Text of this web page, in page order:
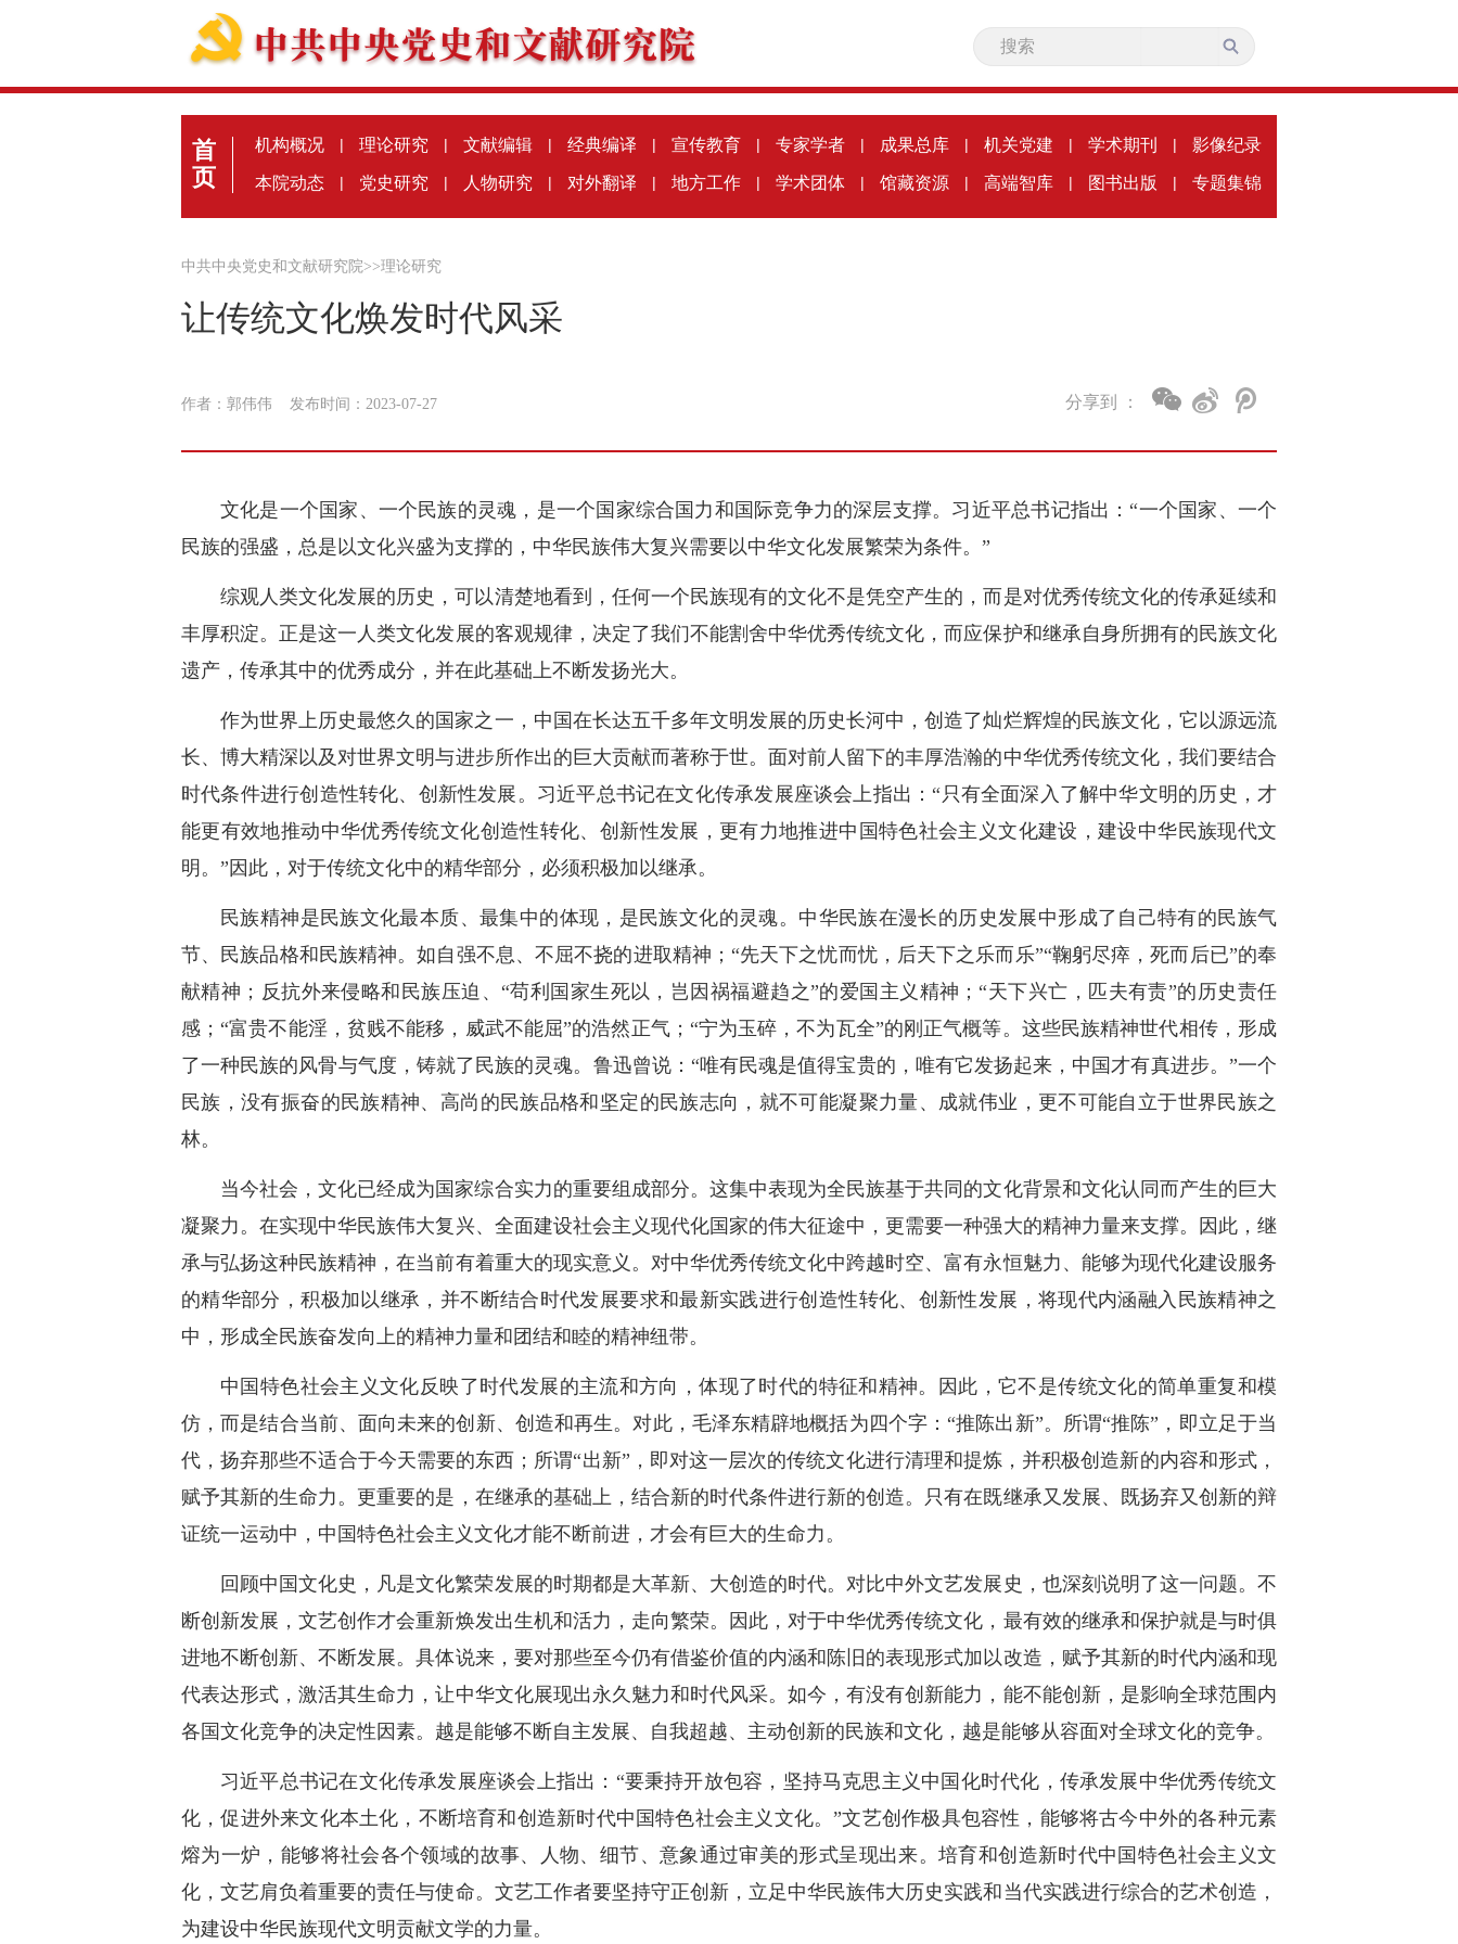
首
页
机构概况 | 理论研究 | 文献编辑 | 经典编译 | 宣传教育 | 专家学者 | 成果总库 | 机关党建 | 学术期刊 | 影像纪录
本院动态 | 党史研究 | 人物研究 | 对外翻译 | 地方工作 | 学术团体 | 馆藏资源 | 高端智库 | 图书出版 | 专题集锦
中共中央党史和文献研究院>>理论研究
让传统文化焕发时代风采
作者：郭伟伟 发布时间：2023-07-27 分享到 ：
文化是一个国家、一个民族的灵魂，是一个国家综合国力和国际竞争力的深层支撑。习近平总书记指出：“一个国家、一个
民族的强盛，总是以文化兴盛为支撑的，中华民族伟大复兴需要以中华文化发展繁荣为条件。”
综观人类文化发展的历史，可以清楚地看到，任何一个民族现有的文化不是凭空产生的，而是对优秀传统文化的传承延续和
丰厚积淀。正是这一人类文化发展的客观规律，决定了我们不能割舍中华优秀传统文化，而应保护和继承自身所拥有的民族文化
遗产，传承其中的优秀成分，并在此基础上不断发扬光大。
作为世界上历史最悠久的国家之一，中国在长达五千多年文明发展的历史长河中，创造了灿烂辉煌的民族文化，它以源远流
长、博大精深以及对世界文明与进步所作出的巨大贡献而著称于世。面对前人留下的丰厚浩瀚的中华优秀传统文化，我们要结合
时代条件进行创造性转化、创新性发展。习近平总书记在文化传承发展座谈会上指出：“只有全面深入了解中华文明的历史，才
能更有效地推动中华优秀传统文化创造性转化、创新性发展，更有力地推进中国特色社会主义文化建设，建设中华民族现代文
明。”因此，对于传统文化中的精华部分，必须积极加以继承。
民族精神是民族文化最本质、最集中的体现，是民族文化的灵魂。中华民族在漫长的历史发展中形成了自己特有的民族气
节、民族品格和民族精神。如自强不息、不屈不挠的进取精神；“先天下之忧而忧，后天下之乐而乐”“鞠躬尽瘁，死而后已”的奉
献精神；反抗外来侵略和民族压迫、“苟利国家生死以，岂因祸福避趋之”的爱国主义精神；“天下兴亡，匹夫有责”的历史责任
感；“富贵不能淫，贫贱不能移，威武不能屈”的浩然正气；“宁为玉碎，不为瓦全”的刚正气概等。这些民族精神世代相传，形成
了一种民族的风骨与气度，铸就了民族的灵魂。鲁迅曾说：“唯有民魂是值得宝贵的，唯有它发扬起来，中国才有真进步。”一个
民族，没有振奋的民族精神、高尚的民族品格和坚定的民族志向，就不可能凝聚力量、成就伟业，更不可能自立于世界民族之
林。
当今社会，文化已经成为国家综合实力的重要组成部分。这集中表现为全民族基于共同的文化背景和文化认同而产生的巨大
凝聚力。在实现中华民族伟大复兴、全面建设社会主义现代化国家的伟大征途中，更需要一种强大的精神力量来支撑。因此，继
承与弘扬这种民族精神，在当前有着重大的现实意义。对中华优秀传统文化中跨越时空、富有永恒魅力、能够为现代化建设服务
的精华部分，积极加以继承，并不断结合时代发展要求和最新实践进行创造性转化、创新性发展，将现代内涵融入民族精神之
中，形成全民族奋发向上的精神力量和团结和睦的精神纽带。
中国特色社会主义文化反映了时代发展的主流和方向，体现了时代的特征和精神。因此，它不是传统文化的简单重复和模
仿，而是结合当前、面向未来的创新、创造和再生。对此，毛泽东精辟地概括为四个字：“推陈出新”。所谓“推陈”，即立足于当
代，扬弃那些不适合于今天需要的东西；所谓“出新”，即对这一层次的传统文化进行清理和提炼，并积极创造新的内容和形式，
赋予其新的生命力。更重要的是，在继承的基础上，结合新的时代条件进行新的创造。只有在既继承又发展、既扬弃又创新的辩
证统一运动中，中国特色社会主义文化才能不断前进，才会有巨大的生命力。
回顾中国文化史，凡是文化繁荣发展的时期都是大革新、大创造的时代。对比中外文艺发展史，也深刻说明了这一问题。不
断创新发展，文艺创作才会重新焕发出生机和活力，走向繁荣。因此，对于中华优秀传统文化，最有效的继承和保护就是与时俱
进地不断创新、不断发展。具体说来，要对那些至今仍有借鉴价值的内涵和陈旧的表现形式加以改造，赋予其新的时代内涵和现
代表达形式，激活其生命力，让中华文化展现出永久魅力和时代风采。如今，有没有创新能力，能不能创新，是影响全球范围内
各国文化竞争的决定性因素。越是能够不断自主发展、自我超越、主动创新的民族和文化，越是能够从容面对全球文化的竞争。
习近平总书记在文化传承发展座谈会上指出：“要秉持开放包容，坚持马克思主义中国化时代化，传承发展中华优秀传统文
化，促进外来文化本土化，不断培育和创造新时代中国特色社会主义文化。”文艺创作极具包容性，能够将古今中外的各种元素
熔为一炉，能够将社会各个领域的故事、人物、细节、意象通过审美的形式呈现出来。培育和创造新时代中国特色社会主义文
化，文艺肩负着重要的责任与使命。文艺工作者要坚持守正创新，立足中华民族伟大历史实践和当代实践进行综合的艺术创造，
为建设中华民族现代文明贡献文学的力量。